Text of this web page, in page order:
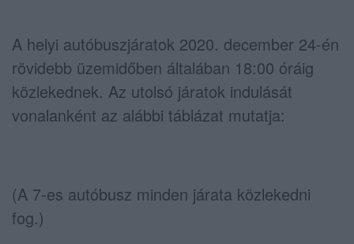
A helyi autóbuszjáratok 2020. december 24-én
rövidebb üzemidőben általában 18:00 óráig
közlekednek. Az utolsó járatok indulását
vonalanként az alábbi táblázat mutatja:
(A 7-es autóbusz minden járata közlekedni
fog.)